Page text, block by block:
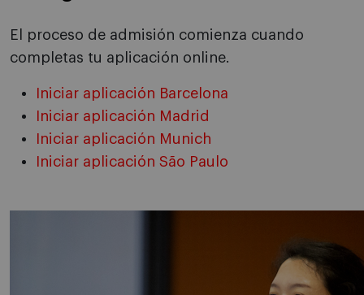
El proceso de admisión comienza cuando
completas tu aplicación online.
Iniciar aplicación Barcelona
Iniciar aplicación Madrid
Iniciar aplicación Munich
Iniciar aplicación São Paulo